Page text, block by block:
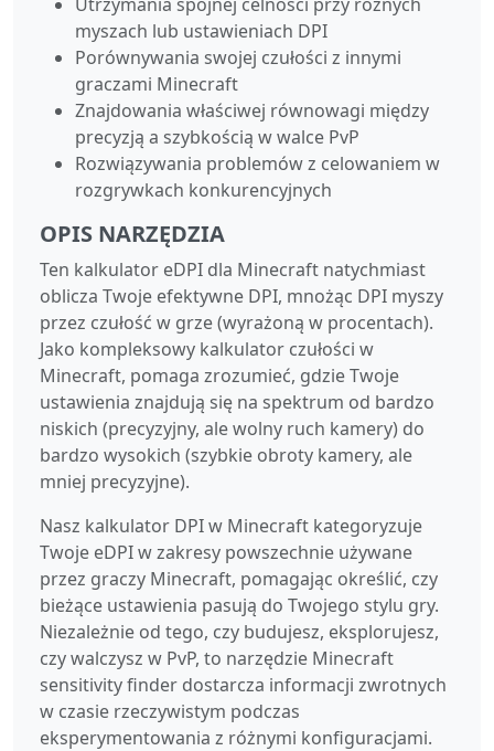
myszach lub ustawieniach DPI
Porównywania swojej czułości z innymi
graczami Minecraft
Znajdowania właściwej równowagi między
precyzją a szybkością w walce PvP
Rozwiązywania problemów z celowaniem w
rozgrywkach konkurencyjnych
OPIS NARZĘDZIA
Ten kalkulator eDPI dla Minecraft natychmiast
oblicza Twoje efektywne DPI, mnożąc DPI myszy
przez czułość w grze (wyrażoną w procentach).
Jako kompleksowy kalkulator czułości w
Minecraft, pomaga zrozumieć, gdzie Twoje
ustawienia znajdują się na spektrum od bardzo
niskich (precyzyjny, ale wolny ruch kamery) do
bardzo wysokich (szybkie obroty kamery, ale
mniej precyzyjne).
Nasz kalkulator DPI w Minecraft kategoryzuje
Twoje eDPI w zakresy powszechnie używane
przez graczy Minecraft, pomagając określić, czy
bieżące ustawienia pasują do Twojego stylu gry.
Niezależnie od tego, czy budujesz, eksplorujesz,
czy walczysz w PvP, to narzędzie Minecraft
sensitivity finder dostarcza informacji zwrotnych
w czasie rzeczywistym podczas
eksperymentowania z różnymi konfiguracjami.